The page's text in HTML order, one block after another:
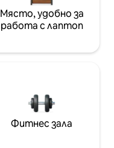
Място, удобно за
работа с лаптоп
Фитнес зала